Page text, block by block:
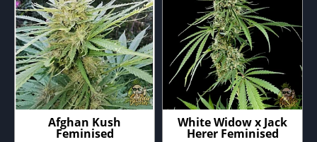
Afghan Kush
Feminised
White Widow x Jack
Herer Feminised